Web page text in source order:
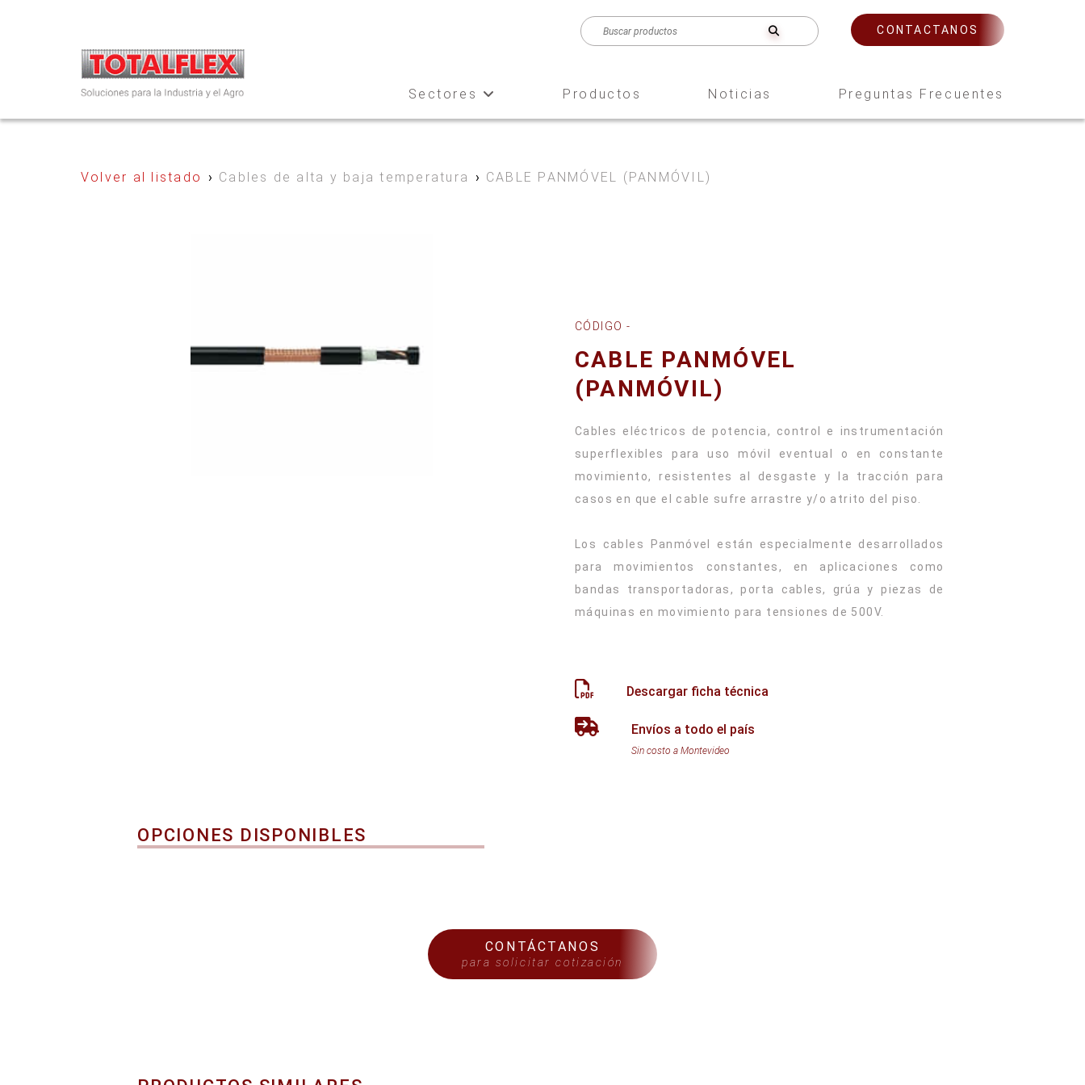
CONTACTANOS
Sectores Productos Noticias Preguntas Frecuentes
Volver al listado › Cables de alta y baja temperatura › CABLE PANMÓVEL (PANMÓVIL)
CÓDIGO -
CABLE PANMÓVEL
(PANMÓVIL)
Cables eléctricos de potencia, control e instrumentación
superflexibles para uso móvil eventual o en constante
movimiento, resistentes al desgaste y la tracción para
casos en que el cable sufre arrastre y/o atrito del piso.
Los cables Panmóvel están especialmente desarrollados
para movimientos constantes, en aplicaciones como
bandas transportadoras, porta cables, grúa y piezas de
máquinas en movimiento para tensiones de 500V.
Descargar ficha técnica
Envíos a todo el país
Sin costo a Montevideo
OPCIONES DISPONIBLES
CONTÁCTANOS
para solicitar cotización